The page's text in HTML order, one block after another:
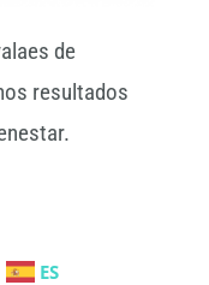
de
resultados
ES